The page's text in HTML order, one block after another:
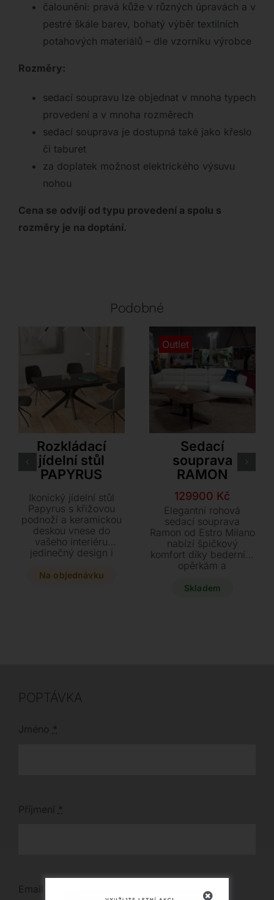
čalounění: pravá kůže v různých úpravách a v
pestré škále barev, bohatý výběr textilních
potahových materiálů – dle vzorníku výrobce
Rozměry:
sedací soupravu lze objednat v mnoha typech
provedení a v mnoha rozměrech
sedací souprava je dostupná také jako křeslo
či taburet
za doplatek možnost elektrického výsuvu
nohou
Cena se odvíjí od typu provedení a spolu s
rozměry je na doptání.
Podobné
Rozkládací
jídelní stůl
PAPYRUS
Ikonický jídelní stůl
Papyrus s křížovou
podnoží a keramickou
deskou vnese do
vašeho interiéru
jedinečný design i
Díky unikátnímu
vkusu.
Na objednávku
Outlet
Sedací
souprava
RAMON
Původní
cena
byla:
260000 Kč.
129900 Kč
Aktuální
cena
je:
129900 Kč.
Elegantní rohová
sedací souprava
Ramon od Estro Milano
nabízí špičkový
komfort díky bederním
opěrkám a
opěrkám hlavy.
Skladem
POPTÁVKA
Jméno *
Příjmení *
Email